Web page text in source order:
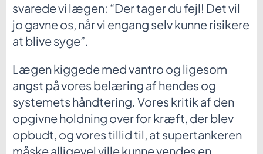
svarede vi lægen: “Der tager du fejl! Det vil
jo gavne os, når vi engang selv kunne risikere
at blive syge”.
Lægen kiggede med vantro og ligesom
angst på vores belæring af hendes og
systemets håndtering. Vores kritik af den
opgivne holdning over for kræft, der blev
opbudt, og vores tillid til, at supertankeren
måske alligevel ville kunne vendes en